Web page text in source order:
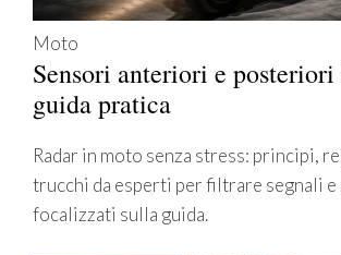
Moto
Sensori anteriori e
guida pratica
Radar in moto senza stress: principi,
trucchi da esperti per filtrare segnali
focalizzati sulla guida.